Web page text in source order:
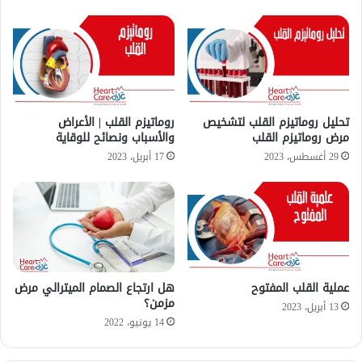
ي
ص
ا
م
ا
أ
ط
ي
ا
ل
ا
تحليل روماتيزم القلب لتشخيص
مرض روماتيزم القلب
29 أغسطس، 2023
روماتيزم القلب | الأعراض
والأسباب ونصائح للوقاية
17 أبريل، 2023
عملية القلب المفتوح
13 أبريل، 2023
هل ارتجاع الصمام الميترالي مرض
مزمن؟
14 يونيو، 2022